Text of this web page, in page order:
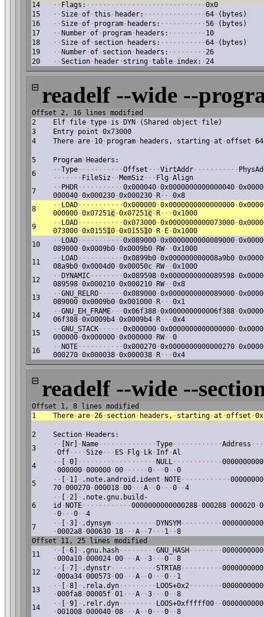
14
· · Flags: · · · · · · · · · · · · · · · · · · · · · · · · · · · · ·0x0
15
· ·Size ·of ·this · header: · · · · · · · · · · · · · · ·64 · (bytes)
16
· ·Size ·of · program · headers: · · · · · · · · · · ·56 · (bytes)
17
· · Number ·of · program · headers: · · · · · · · · · 10
18
· ·Size ·of · section · headers: · · · · · · · · · · ·64 · (bytes)
19
· · Number ·of · section · headers: · · · · · · · · ·26
20
· ·Section · header · string ·table · index: ·24
⊟ readelf --wide --
Offset 2, 16 lines modified
2
Elf · file ·type · is · DYN · (Shared ·object · file)
3
Entry · point ·0x73000
4
There ·are · 10 · program · headers, · starting ·at ·offset ·64
5 Program · Headers:
6
· ·Type · · · · · · · · · · ·Offset · · ·VirtAddr · · · · · · · · · · ·
· · · · · · · FileSiz · · MemSiz · · · Flg ·Align
7
· · PHDR · · · · · · · · · · ·0x000040 ·0x0000000000000040 ·
000040 ·0x000230 ·0x000230 · R · · ·0x8
8
· · LOAD · · · · · · · · · · ·0x000000 ·0x0000000000000000 ·
000000 ·0x07251c ·0x07251c · R · · ·0x1000
9
· · LOAD · · · · · · · · · · ·0x073000 ·0x0000000000073000 ·
073000 ·0x015510 ·0x015510 · R · E ·0x1000
10
· · LOAD · · · · · · · · · · ·0x089000 ·0x0000000000089000 ·
089000 ·0x0009b0 ·0x0009b0 · RW· ·0x1000
11
· · LOAD · · · · · · · · · · ·0x0899b0 ·0x000000000008a9b0 ·
08a9b0 ·0x0004d0 ·0x00050c · RW· ·0x1000
12
· · DYNAMIC · · · · · · · ·0x089598 ·0x0000000000089598 ·
089598 ·0x000210 ·0x000210 · RW· ·0x8
13
· ·GNU_RELRO · · · · · ·0x089000 ·0x0000000000089000 ·
089000 ·0x0009b0 ·0x001000 · R · · ·0x1
14
· ·GNU_EH_FRAME · · ·0x06f388 ·0x000000000006f388 ·
06f388 ·0x0009b4 ·0x0009b4 · R · · ·0x4
15
· ·GNU_STACK · · · · · ·0x000000 ·0x0000000000000000 ·
000000 ·0x000000 ·0x000000 · RW· ·0
16
· · NOTE · · · · · · · · · · ·0x000270 ·0x0000000000000270 ·
000270 ·0x000038 ·0x000038 · R · · ·0x4
⊟ readelf --wide --
Offset 1, 8 lines modified
1
There ·are ·26 · section · headers, · starting ·at ·offset ·
2 Section · Headers:
3
· · [Nr] · Name · · · · · · · · · · · · · ·Type · · · · · · · · · · · ·Address · · ·
·Off · · · ·Size · · · ES · Flg · Lk · Inf ·Al
4
· · ·0] · · · · · · · · · · · · · · · · · · · NULL · · · · · · · · · · · ·
·000000 ·000000 ·00 · · · · · ·0 · · ·0 · ·0
5
· · · 1] · .note.android.ident · NOTE · · · · · · · · · · · ·
70 ·000270 ·000018 ·00 · · ·A · ·0 · · ·0 · ·4
6
· · ·2] · .note.gnu.build-
id · NOTE · · · · · · · · · · · ·0000000000000288 ·000288 ·000020 ·
·0 · · ·0 · ·4
7
· · ·3] · .dynsym · · · · · · · · · · · DYNSYM · · · · · · · · · ·
·0002a8 ·000630 · 18 · · ·A · ·7 · · · 1 · ·8
Offset 11, 25 lines modified
11
· · ·6] · .gnu.hash · · · · · · · · ·GNU_HASH · · · · · · · ·
·000a10 ·000024 ·00 · · ·A · ·3 · · ·0 · ·8
12
· · ·7] · .dynstr · · · · · · · · · · ·STRTAB · · · · · · · · · ·
·000a34 ·000573 ·00 · · ·A · ·0 · · ·0 · · 1
13
· · ·8] · .rela.dyn · · · · · · · · · LOOS+0x2 · · · · · · · ·
·000fa8 ·00005f ·01 · · ·A · ·3 · · ·0 · ·8
14
· · ·9] · .relr.dyn · · · · · · · · · LOOS+0xfffff00 · ·
·001008 ·000040 ·08 · · ·A · ·0 · · ·0 · ·8